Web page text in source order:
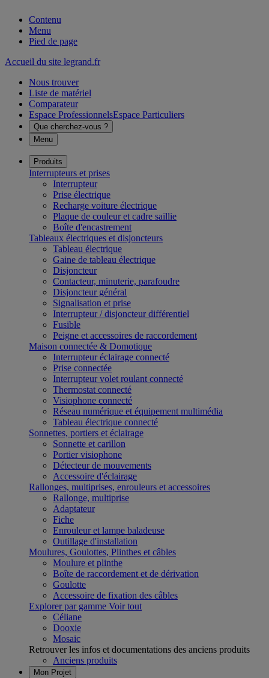
Contenu
Menu
Pied de page
Accueil du site legrand.fr
Nous trouver
Liste de matériel
Comparateur
Espace ProfessionnelsEspace Particuliers
Que cherchez-vous ?
Menu
Produits
Interrupteurs et prises
Interrupteur
Prise électrique
Recharge voiture électrique
Plaque de couleur et cadre saillie
Boîte d'encastrement
Tableaux électriques et disjoncteurs
Tableau électrique
Gaine de tableau électrique
Disjoncteur
Contacteur, minuterie, parafoudre
Disjoncteur général
Signalisation et prise
Interrupteur / disjoncteur différentiel
Fusible
Peigne et accessoires de raccordement
Maison connectée & Domotique
Interrupteur éclairage connecté
Prise connectée
Interrupteur volet roulant connecté
Thermostat connecté
Visiophone connecté
Réseau numérique et équipement multimédia
Tableau électrique connecté
Sonnettes, portiers et éclairage
Sonnette et carillon
Portier visiophone
Détecteur de mouvements
Accessoire d'éclairage
Rallonges, multiprises, enrouleurs et accessoires
Rallonge, multiprise
Adaptateur
Fiche
Enrouleur et lampe baladeuse
Outillage d'installation
Moulures, Goulottes, Plinthes et câbles
Moulure et plinthe
Boîte de raccordement et de dérivation
Goulotte
Accessoire de fixation des câbles
Explorer par gamme Voir tout
Céliane
Dooxie
Mosaic
Retrouver les infos et documentations des anciens produits
Anciens produits
Mon Projet